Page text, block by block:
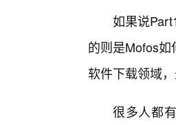
如果说
的则是Mofos如
软件下载领域
很多人都